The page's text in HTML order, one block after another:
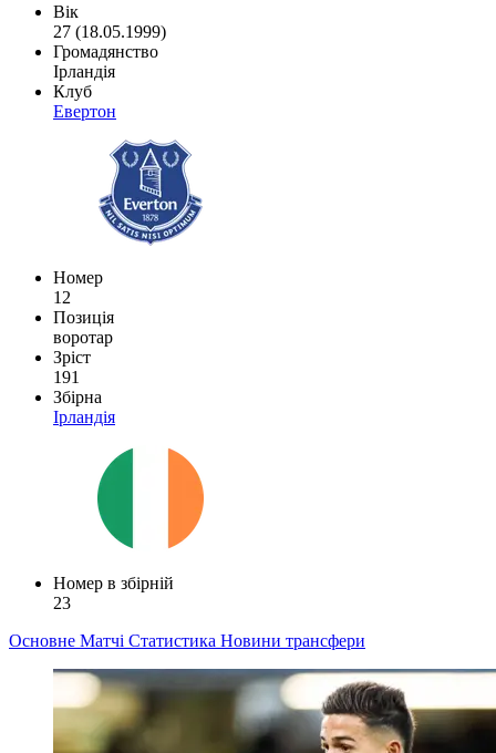
Вік
27 (18.05.1999)
Громадянство
Ірландія
Клуб
Евертон
Номер
12
Позиція
воротар
Зріст
191
Збірна
Ірландія
Номер в збірній
23
Основне Матчі Статистика Новини трансфери